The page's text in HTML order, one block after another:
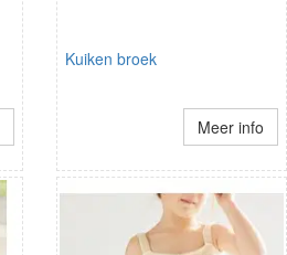
Kuiken broek
Meer info